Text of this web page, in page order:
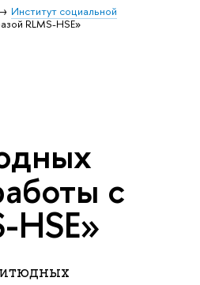
Институт социальной
RLMS-HSE»
с
HSE»